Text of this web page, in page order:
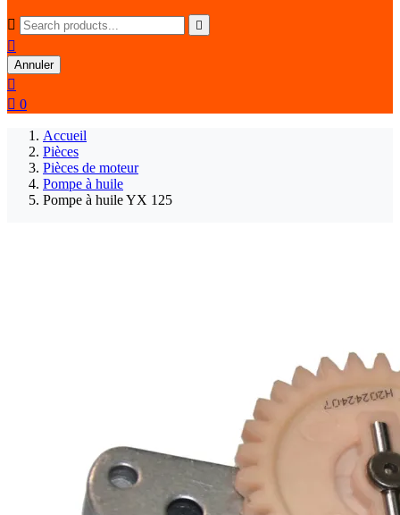
 

Annuler

 0
Accueil
Pièces
Pièces de moteur
Pompe à huile
Pompe à huile YX 125